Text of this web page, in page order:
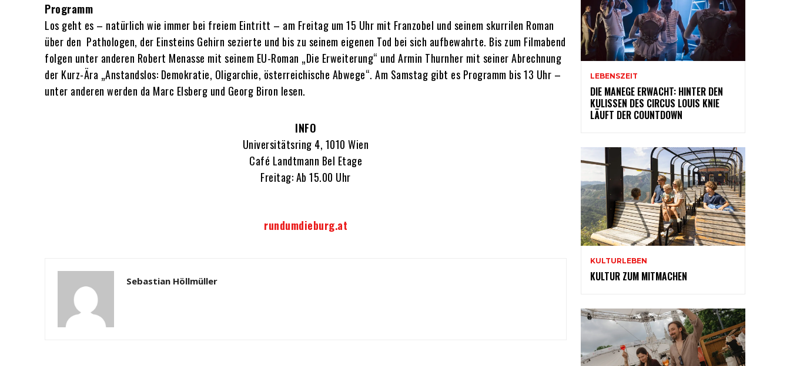
Programm
Los geht es – natürlich wie immer bei freiem Eintritt – am Freitag um 15 Uhr mit Franzobel und seinem skurrilen Roman
über den Pathologen, der Einsteins Gehirn sezierte und bis zu seinem eigenen Tod bei sich aufbewahrte. Bis zum Filmabend
folgen unter anderen Robert Menasse mit seinem EU-Roman „Die Erweiterung“ und Armin Thurnher mit seiner Abrechnung
der Kurz-Ära „Anstandslos: Demokratie, Oligarchie, österreichische Abwege“. Am Samstag gibt es Programm bis 13 Uhr –
unter anderen werden da Marc Elsberg und Georg Biron lesen.
INFO
Universitätsring 4, 1010 Wien
Café Landtmann Bel Etage
Freitag: Ab 15.00 Uhr
rundumdieburg.at
Sebastian Höllmüller
LEBENSZEIT
DIE MANEGE ERWACHT: HINTER DEN
KULISSEN DES CIRCUS LOUIS KNIE
LÄUFT DER COUNTDOWN
KULTURLEBEN
KULTUR ZUM MITMACHEN